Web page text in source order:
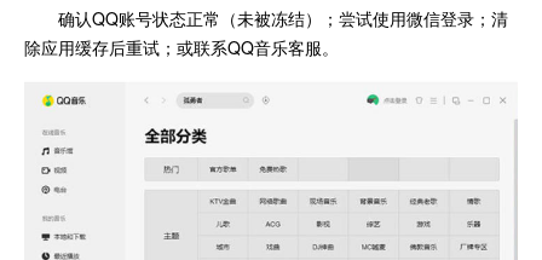
确认QQ账号状态正常（未被冻结）；尝试使用微信登录；清
除应用缓存后重试；或联系QQ音乐客服。